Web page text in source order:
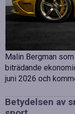
Strategiska
OHLA Sverige
Malin Bergman
biträdande
juni 2026 och
Betydelsen av